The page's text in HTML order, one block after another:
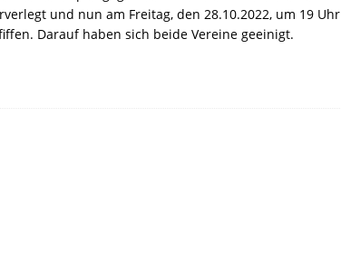
und nun am Freitag, den 28.10.2022, um 19 Uhr
Darauf haben sich beide Vereine geeinigt.